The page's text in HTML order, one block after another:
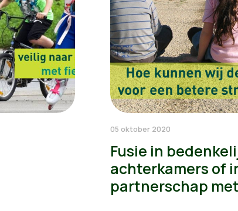
05 oktober 2020
Fusie in
achterkamers of
partnerschap